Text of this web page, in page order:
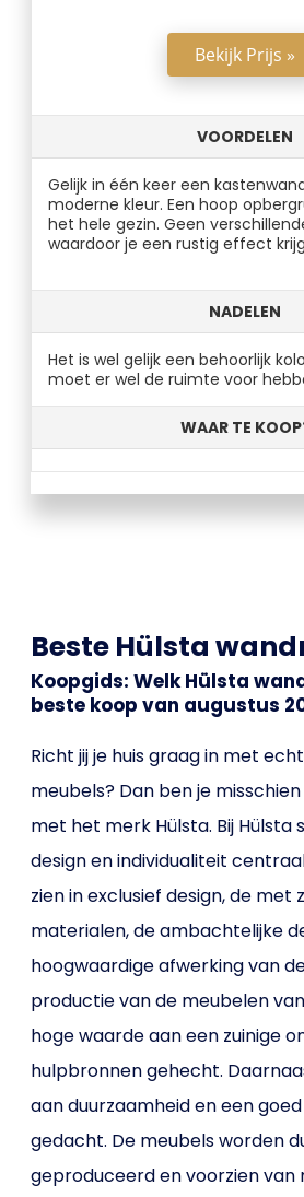
Bekijk Prijs »
VOORDELEN
Gelijk in één keer een
moderne kleur. Een hoop
het hele gezin. Geen
waardoor je een rustig effect
NADELEN
Het is wel gelijk een behoorlijk
moet er wel de ruimte voor
WAAR TE
Beste Hülsta
Koopgids: Welk Hülsta
beste koop van augustus
Richt jij je huis graag in met
meubels? Dan ben je
met het merk Hülsta. Bij Hülsta
design en individualiteit
zien in exclusief design, de met
materialen, de ambachtelijke
hoogwaardige afwerking van
productie van de meubelen
hoge waarde aan een zuinige
hulpbronnen gehecht.
aan duurzaamheid en een
gedacht. De meubels worden
geproduceerd en voorzien van